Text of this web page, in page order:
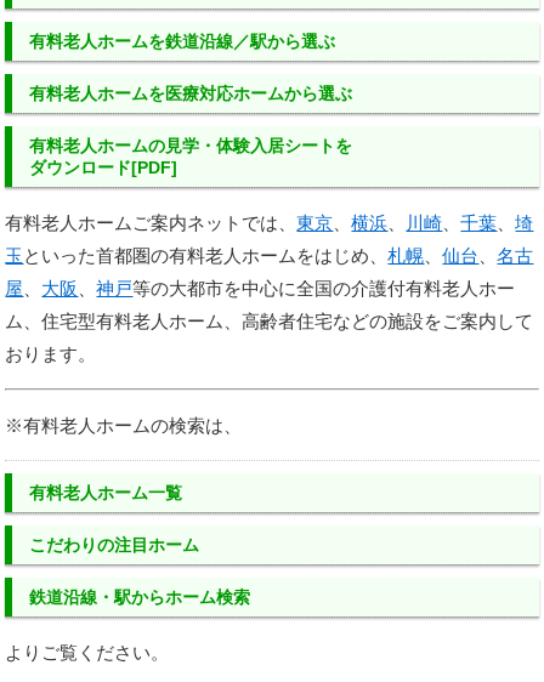
有料老人ホームを鉄道沿線／駅から選ぶ
有料老人ホームを医療対応ホームから選ぶ
有料老人ホームの見学・体験入居シートを
ダウンロード[PDF]
有料老人ホームご案内ネットでは、東京 、横浜 川崎 、千葉 、埼
玉 といった首都圏の有料老人ホームをはじめ、札幌 、仙台 、名古
屋
大阪 、神戸等の大都市を中心に全国の介護付有料老人ホー
ム、住宅型有料老人ホーム、高齢者住宅などの施設をご案内して
おります。
※有料老人ホームの検索は、
有料老人ホーム一覧
こだわりの注目ホーム
鉄道沿線・駅からホーム検索
よりご覧ください。